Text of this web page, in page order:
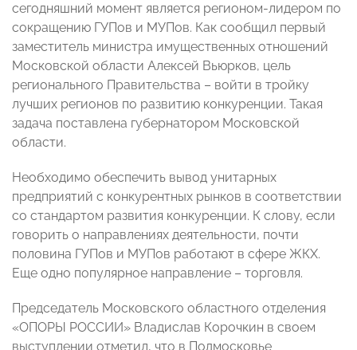
сегодняшний момент является регионом-лидером по
сокращению ГУПов и МУПов. Как сообщил первый
заместитель министра имущественных отношений
Московской области Алексей Вьюрков, цель
регионального Правительства – войти в тройку
лучших регионов по развитию конкуренции. Такая
задача поставлена губернатором Московской
области.
Необходимо обеспечить вывод унитарных
предприятий с конкурентных рынков в соответствии
со стандартом развития конкуренции. К слову, если
говорить о направлениях деятельности, почти
половина ГУПов и МУПов работают в сфере ЖКХ.
Еще одно популярное направление – торговля.
Председатель Московского областного отделения
«ОПОРЫ РОССИИ» Владислав Корочкин в своем
выступлении отметил, что в Подмосковье